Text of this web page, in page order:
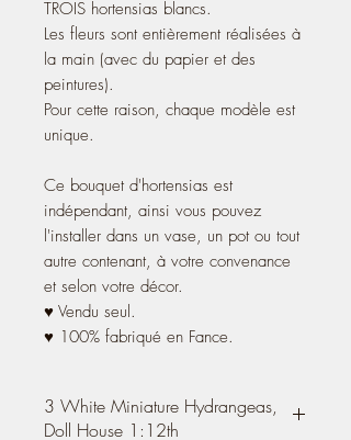
TROIS hortensias blancs.
Les fleurs sont entièrement réalisées à
la main (avec du papier et des
peintures).
Pour cette raison, chaque modèle est
unique.
Ce bouquet d'hortensias est
indépendant, ainsi vous pouvez
l'installer dans un vase, un pot ou tout
autre contenant, à votre convenance
et selon votre décor.
♥ Vendu seul.
♥ 100% fabriqué en Fance.
3 White Miniature Hydrangeas,
Doll House 1:12th